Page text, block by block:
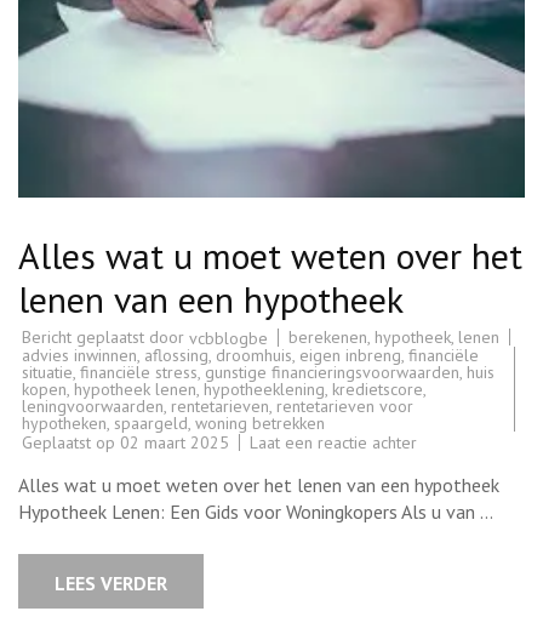
Alles wat u moet weten over het
lenen van een hypotheek
Bericht geplaatst door vcbblogbe berekenen, hypotheek, lenen
advies inwinnen, aflossing, droomhuis, eigen inbreng, financiële
situatie, financiële stress,gunstige financieringsvoorwaarden, huis
kopen, hypotheek lenen, hypotheeklening, kredietscore,
leningvoorwaarden, rentetarieven, rentetarieven voor
hypotheken, spaargeld, woning betrekken
Geplaatst op 02 maart 2025 Laat een reactie achterop
wat
u
moet
weten
Alles wat u moet weten over het lenen van een hypotheek
Hypotheek Lenen: Een Gids voor Woningkopers Als u van …
LEES VERDER